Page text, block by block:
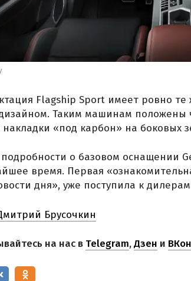
Flagship Sport имеет ровно
Таким машинам
«под карбон» на боковых
о базовом оснащении
время. Первая
дня», уже поступила к
Брусочкин
на нас в Telegram,Дзен и